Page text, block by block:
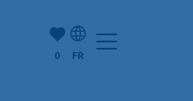
Nombre d'éléments mis en
0 FR